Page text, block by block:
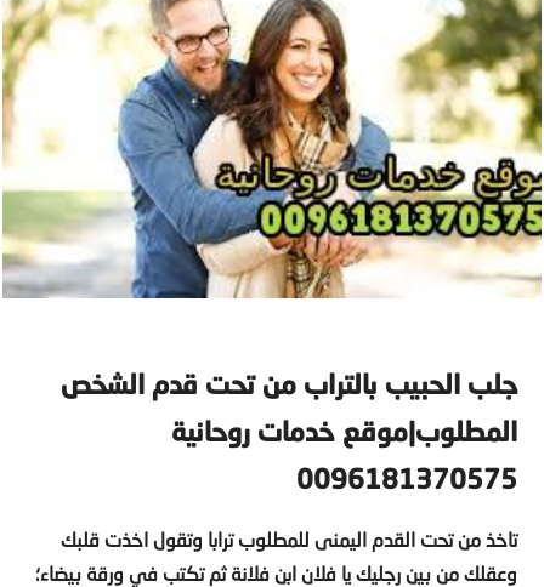
جلب الحبيب بالتراب من تحت قدم الشخص
المطلوب|موقع خدمات روحانية
0096181370575
تاخذ من تحت القدم اليمنى للمطلوب ترابا وتقول اخذت قلبك
وعقلك من بين رجليك يا فلان ابن فلانة ثم تكتب في ورقة بيضاء؛